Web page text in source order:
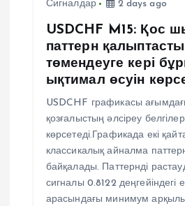
Сигналдар 2 days ago
USDCHF M15: Қос
паттерн
төмендеуге кері
ықтимал өсуін
USDCHF графикасы
қозғалыстың әлсіреу
көрсетеді.Графикада екі
классикалық айналма
байқалады. Паттернді
сигналы 0.8122 деңгейіндегі
арасындағы минимум арқылы